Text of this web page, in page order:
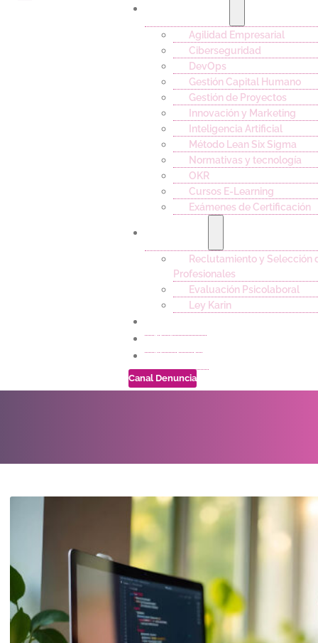
Agilidad Empresarial
Ciberseguridad
DevOps
Gestión Capital Humano
Gestión de Proyectos
Innovación y Marketing
Inteligencia Artificial
Método Lean Six Sigma
Normativas y tecnología
OKR
Cursos E-Learning
Exámenes de Certificación
Reclutamiento y Selección
Profesionales
Evaluación Psicolaboral
Ley Karin
Noticias
Contacto
Canal Denuncia